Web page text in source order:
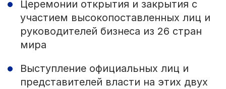
Церемонии открытия и закрытия с
участием высокопоставленных лиц и
руководителей бизнеса из 26 стран
мира
Выступление официальных лиц и
представителей власти на этих двух